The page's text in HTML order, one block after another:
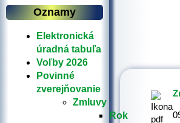
Oznamy
Elektronická
úradná tabuľa
Voľby 2026
Povinné
zverejňovanie
Zmluvy
Rok